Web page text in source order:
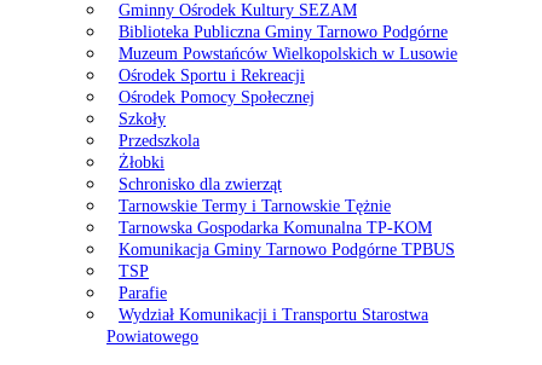
Gminny Ośrodek Kultury SEZAM
Biblioteka Publiczna Gminy Tarnowo Podgórne
Muzeum Powstańców Wielkopolskich w Lusowie
Ośrodek Sportu i Rekreacji
Ośrodek Pomocy Społecznej
Szkoły
Przedszkola
Żłobki
Schronisko dla zwierząt
Tarnowskie Termy i Tarnowskie Tężnie
Tarnowska Gospodarka Komunalna TP-KOM
Komunikacja Gminy Tarnowo Podgórne TPBUS
TSP
Parafie
Wydział Komunikacji i Transportu Starostwa
Powiatowego